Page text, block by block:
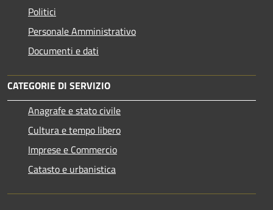
Politici
Personale Amministrativo
Documenti e dati
CATEGORIE DI SERVIZIO
Anagrafe e stato civile
Cultura e tempo libero
Imprese e Commercio
Catasto e urbanistica